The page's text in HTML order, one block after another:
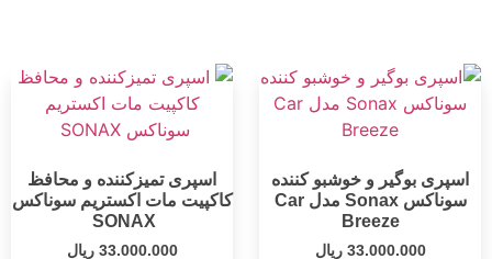
اسپری بوگیر و خوشبو کننده
سوناکس Sonax مدل Car
Breeze
33.000.000 ریال
اسپری تمیزکننده و محافظ
کاکپیت مات اکستریم سوناکس
SONAX
33.000.000 ریال